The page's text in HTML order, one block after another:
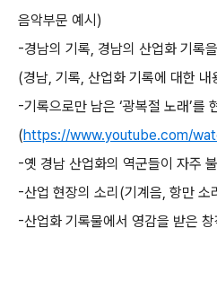
음악부문 예시 )
-경남의 기록, 경남의 산업화 기록
(경남, 기록, 산업화 기록에 대한 내
-기록으로만 남은 ‘광복절 노래’를
(https://www.youtube.com/
-옛 경남 산업화의 역군들이 자주
-산업 현장의 소리 (기계음, 항만 소
-산업화 기록물에서 영감을 받은